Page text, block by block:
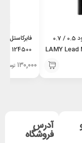
لامی مغزی اتود 0.5 / 0.7
LAMY Lead
فابرکاستل
LEADS۱۳۰,۰۰۰ تومان
آدرس
فروشگاه